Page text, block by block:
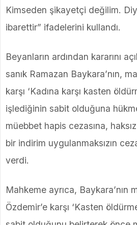
Kimseden şikayetçi değilim.
ibarettir” ifadelerini kullandı.
Beyanların ardından kararını
sanık Ramazan Baykara’nın,
karşı ‘Kadına karşı kasten
işlediğinin sabit olduğuna
müebbet hapis cezasına,
bir indirim uygulanmaksızın
verdi.
Mahkeme ayrıca, Baykara’nın
Özdemir’e karşı ‘Kasten